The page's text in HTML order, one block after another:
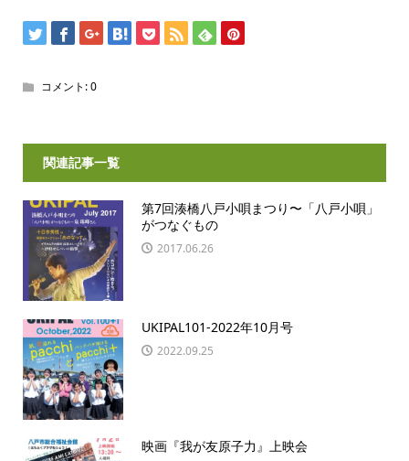
コメント:0
関連記事一覧
第7回湊橋八戸小唄まつり〜「八戸小唄」
がつなぐもの
2017.06.26
UKIPAL101-2022年10月号
2022.09.25
映画『我が友原子力』上映会